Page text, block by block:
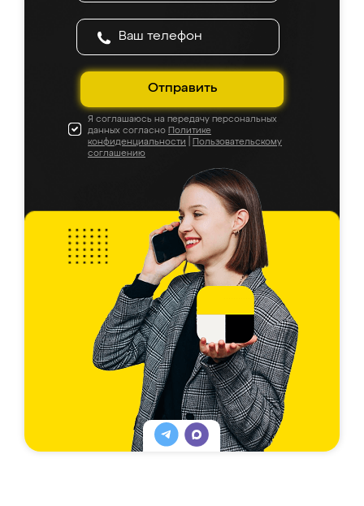
Отправить
Я соглашаюсь на передачу персональных
данных согласно Политике
конфиденциальности
Пользовательскому
соглашению